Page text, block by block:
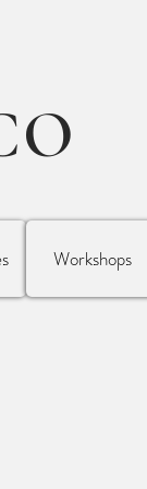
Workshops